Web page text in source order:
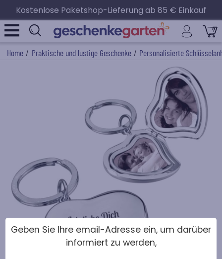
Kostenlose Paketshop-Lieferung ab 85 € Einkauf
Home / Praktische und lustige Geschenke / Personalisierte
Geben Sie Ihre email-Adresse ein, um darüber
informiert zu werden,